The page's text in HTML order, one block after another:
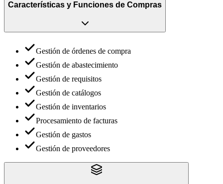
Características y Funciones de Compras
Gestión de órdenes de compra
Gestión de abastecimiento
Gestión de requisitos
Gestión de catálogos
Gestión de inventarios
Procesamiento de facturas
Gestión de gastos
Gestión de proveedores